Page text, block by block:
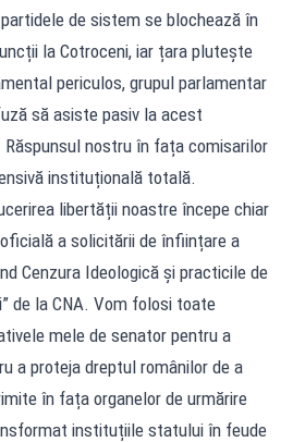
de sistem se blochează în
la Cotroceni, iar țara plutește
periculos, grupul parlamentar
să asiste pasiv la acest
nostru în fața comisarilor
instituțională totală.
libertății noastre începe chiar
a solicitării de înființare a
Cenzura Ideologică și practicile de
de la CNA. Vom folosi toate
mele de senator pentru a
a proteja dreptul românilor de a
în fața organelor de urmărire
instituțiile statului în feude